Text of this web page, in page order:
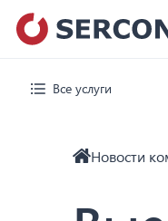
Все услуги
Новости